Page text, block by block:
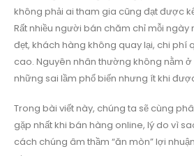
không phải ai tham gia cũng đạt được
Rất nhiều người bán chăm chỉ mỗi ngày
đẹt, khách hàng không quay lại, chi phí
cao. Nguyên nhân thường không nằm
những sai lầm phổ biến nhưng ít khi
Trong bài viết này, chúng ta sẽ cùng
gặp nhất khi bán hàng online, lý do vì
cách chúng âm thầm “ăn mòn” lợi